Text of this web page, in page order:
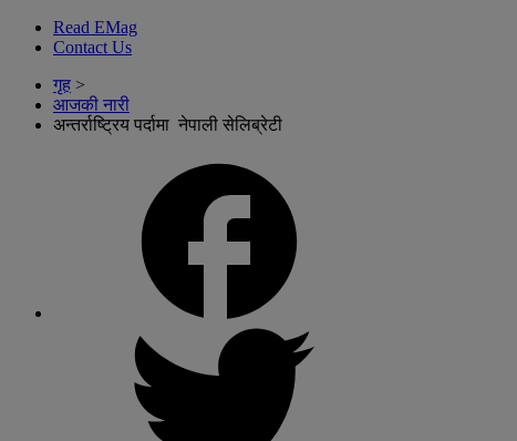
Read EMag
Contact Us
गृह >
आजकी नारी
अन्तर्राष्ट्रिय पर्दामा नेपाली सेलिब्रेटी